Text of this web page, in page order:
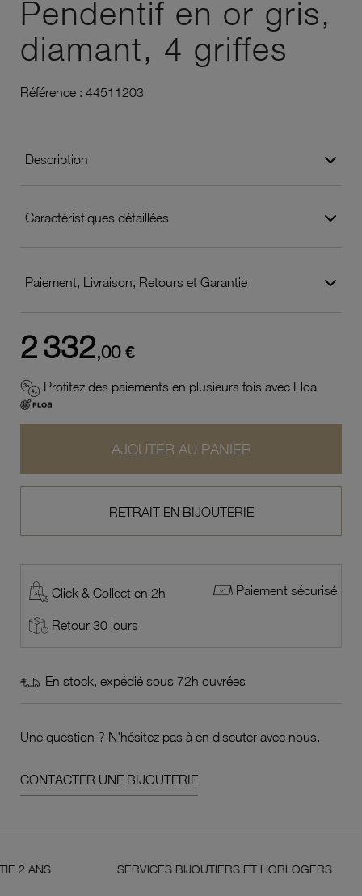
Pendentif en or gris,
diamant, 4 griffes
Référence : 44511203
Description
Caractéristiques détaillées
Paiement, Livraison, Retours et Garantie
2 332,00 €
Profitez des paiements en plusieurs fois avec Floa
AJOUTER AU PANIER
RETRAIT EN BIJOUTERIE
Click & Collect en 2h Paiement sécurisé
Retour 30 jours
En stock, expédié sous 72h ouvrées
Une question ? N'hésitez pas à en discuter avec nous.
CONTACTER UNE BIJOUTERIE
SERVICES BIJOUTIERS ET HORLOGERS